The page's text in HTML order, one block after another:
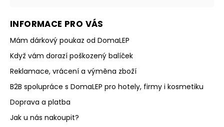
INFORMACE PRO VÁS
Mám dárkový poukaz od DomaLEP
Když vám dorazí poškozený balíček
Reklamace, vrácení a výměna zboží
B2B spolupráce s DomaLEP pro hotely, firmy i kosmetiku
Doprava a platba
Jak u nás nakoupit?